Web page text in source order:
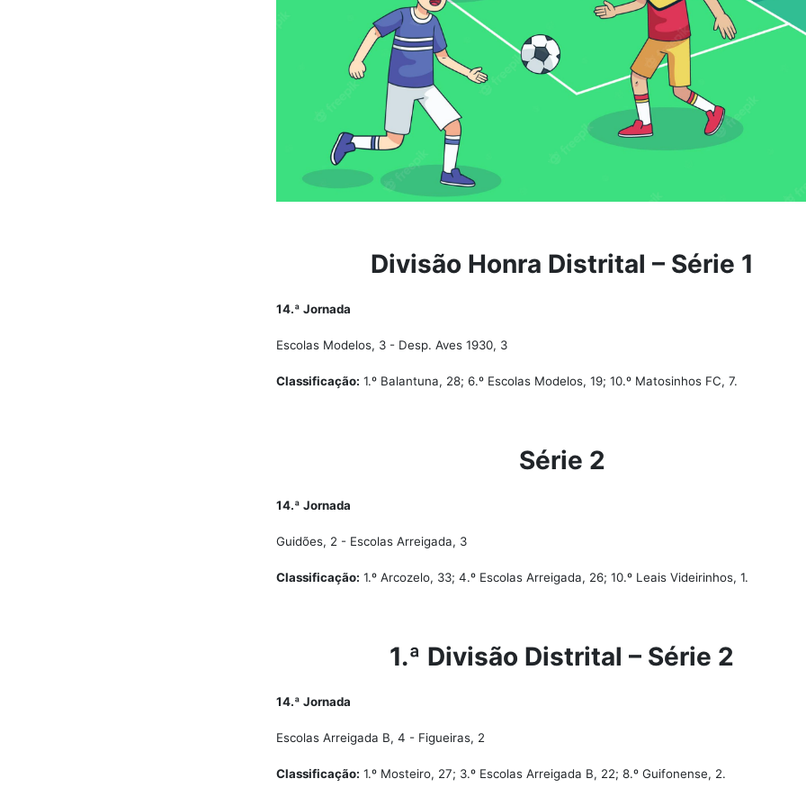
Divisão Honra Distrital – Série 1
14.ª Jornada
Escolas Modelos, 3 - Desp. Aves 1930, 3
Classificação: 1.º Balantuna, 28; 6.º Escolas Modelos, 19; 10.º Matosinhos FC, 7.
Série 2
14.ª Jornada
Guidões, 2 - Escolas Arreigada, 3
Classificação: 1.º Arcozelo, 33; 4.º Escolas Arreigada, 26; 10.º Leais Videirinhos, 1.
1.ª Divisão Distrital – Série 2
14.ª Jornada
Escolas Arreigada B, 4 - Figueiras, 2
Classificação: 1.º Mosteiro, 27; 3.º Escolas Arreigada B, 22; 8.º Guifonense, 2.